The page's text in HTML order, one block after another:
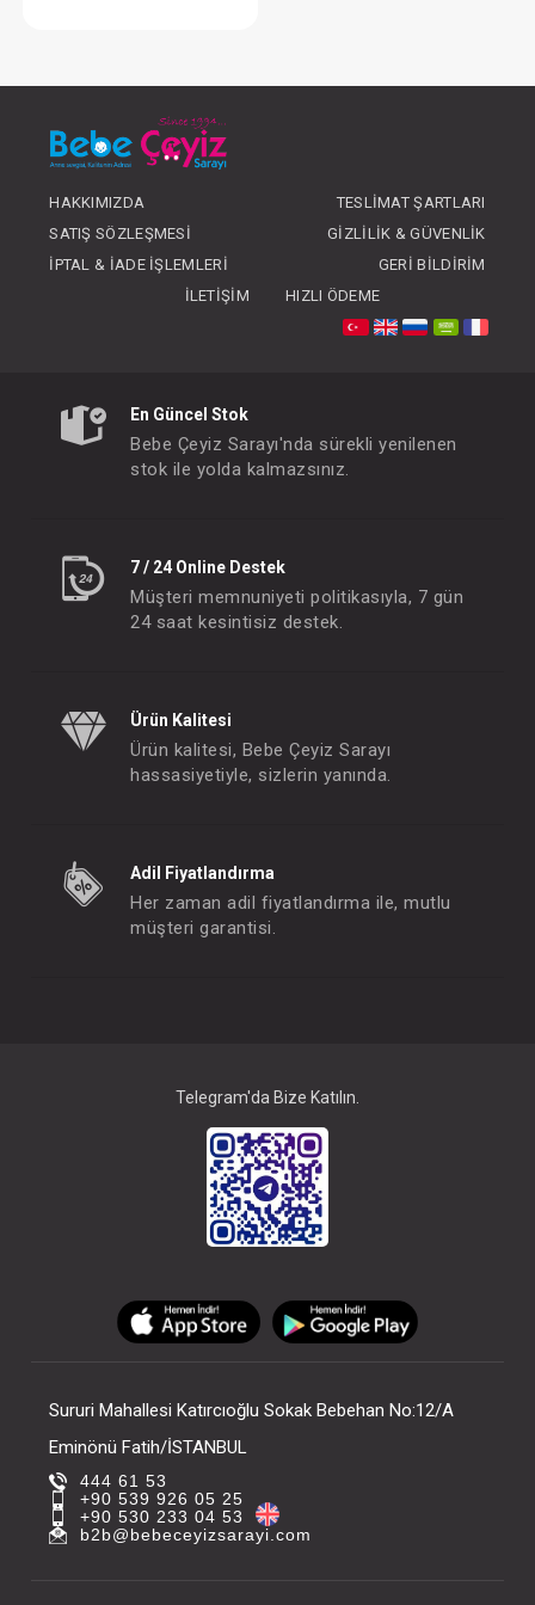
OLUNUZ
HAKKIMIZDA
TESLIMAT ŞARTLARI
SATIŞ SÖZLEŞMESI
GIZLILIK & GÜVENLIK
İPTAL & İADE İŞLEMLERI
GERI BILDIRIM
İLETIŞIM
HIZLI ÖDEME
En Güncel Stok
Bebe Çeyiz Sarayı'nda sürekli yenilenen
stok ile yolda kalmazsınız.
7 / 24 Online Destek
Müşteri memnuniyeti politikasıyla, 7 gün
24 saat kesintisiz destek.
Ürün Kalitesi
Ürün kalitesi, Bebe Çeyiz Sarayı
hassasiyetiyle, sizlerin yanında.
Adil Fiyatlandırma
Her zaman adil fiyatlandırma ile, mutlu
müşteri garantisi.
Telegram'da Bize Katılın.
Sururi Mahallesi Katırcıoğlu Sokak Bebehan No:12/A
Eminönü Fatih/İSTANBUL
444 61 53
+90 539 926 05 25
+90 530 233 04 53
b2b@bebeceyizsarayi.com